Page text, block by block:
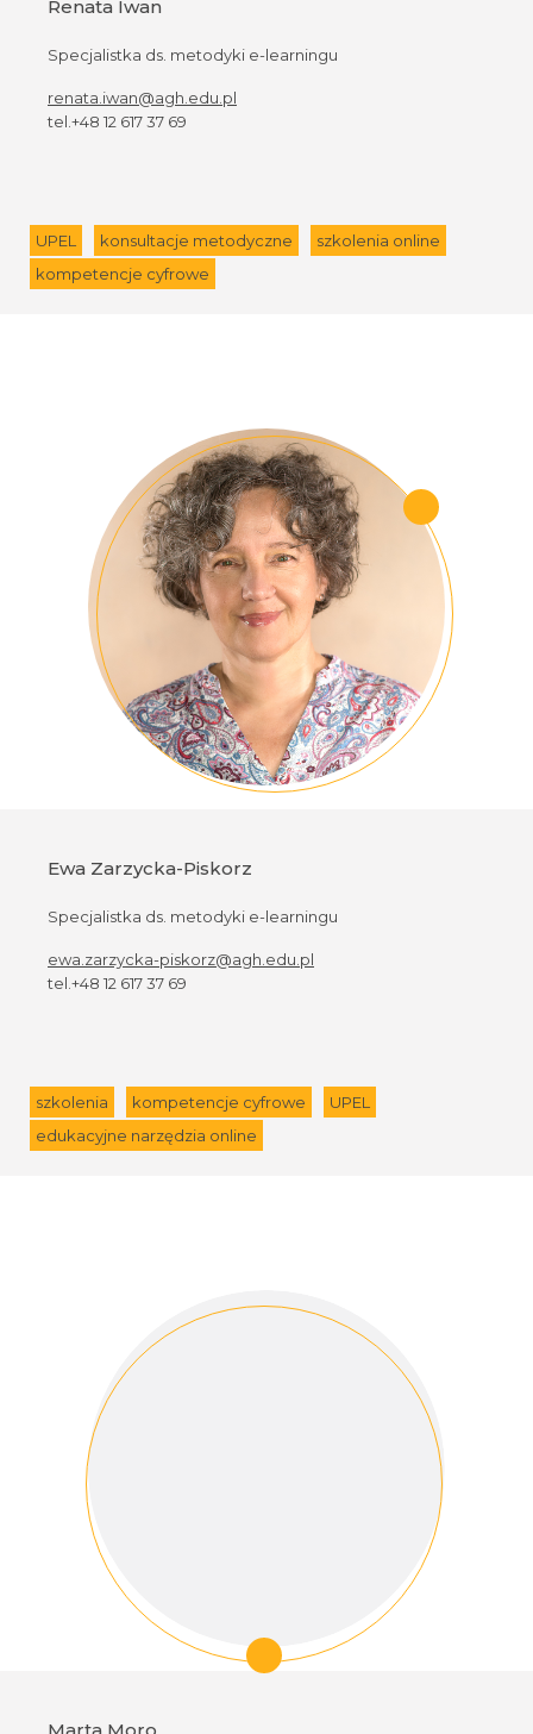
UPEL konsultacje metodyczne
szkolenia online
kompetencje cyfrowe
Renata Iwan
Specjalistka ds. metodyki e-learningu
renata.iwan@agh.edu.pl
tel.+48 12 617 37 69
szkolenia kompetencje cyfrowe
UPEL
edukacyjne narzędzia online
Ewa Zarzycka-Piskorz
Specjalistka ds. metodyki e-learningu
ewa.zarzycka-piskorz@agh.edu.pl
tel.+48 12 617 37 69
Marta Moro